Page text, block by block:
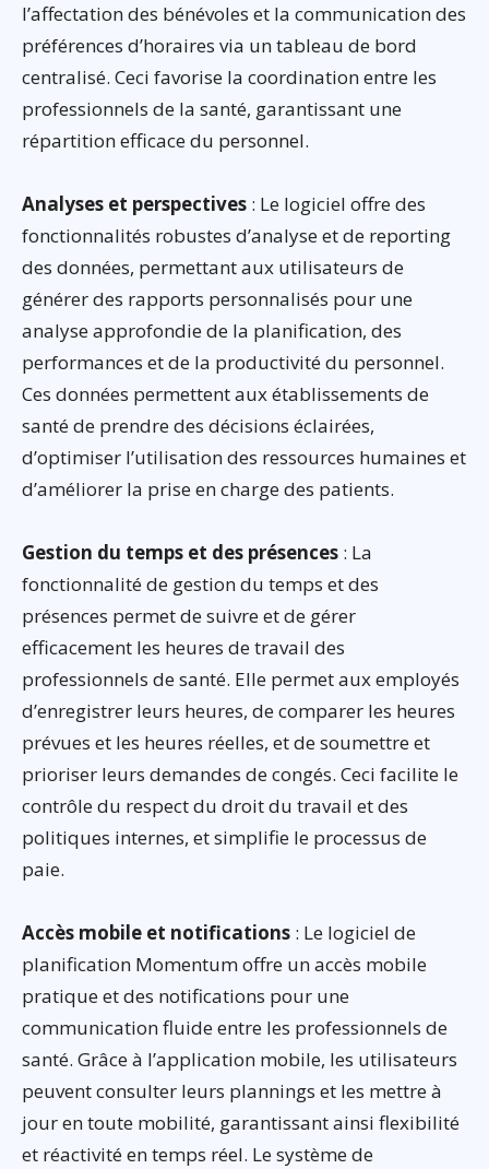
l’affectation des bénévoles et la communication des
préférences d’horaires via un tableau de bord
centralisé. Ceci favorise la coordination entre les
professionnels de la santé, garantissant une
répartition efficace du personnel.
Analyses et perspectives : Le logiciel offre des
fonctionnalités robustes d’analyse et de reporting
des données, permettant aux utilisateurs de
générer des rapports personnalisés pour une
analyse approfondie de la planification, des
performances et de la productivité du personnel.
Ces données permettent aux établissements de
santé de prendre des décisions éclairées,
d’optimiser l’utilisation des ressources humaines et
d’améliorer la prise en charge des patients.
Gestion du temps et des présences : La
fonctionnalité de gestion du temps et des
présences permet de suivre et de gérer
efficacement les heures de travail des
professionnels de santé. Elle permet aux employés
d’enregistrer leurs heures, de comparer les heures
prévues et les heures réelles, et de soumettre et
prioriser leurs demandes de congés. Ceci facilite le
contrôle du respect du droit du travail et des
politiques internes, et simplifie le processus de
paie.
Accès mobile et notifications : Le logiciel de
planification Momentum offre un accès mobile
pratique et des notifications pour une
communication fluide entre les professionnels de
santé. Grâce à l’application mobile, les utilisateurs
peuvent consulter leurs plannings et les mettre à
jour en toute mobilité, garantissant ainsi flexibilité
et réactivité en temps réel. Le système de